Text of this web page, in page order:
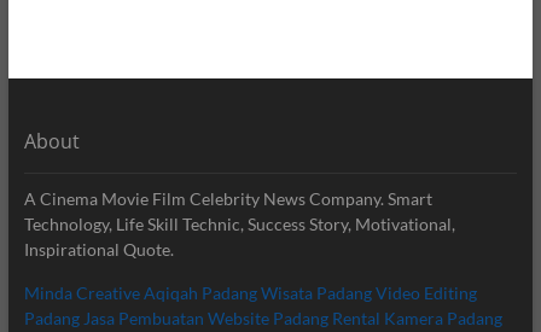
About
A Cinema Movie Film Celebrity News Company. Smart
Technology, Life Skill Technic, Success Story, Motivational,
Inspirational Quote.
Minda CreativeAqiqah PadangWisata PadangVideo Editing
Padang Jasa Pembuatan Website Padang Rental Kamera Padang